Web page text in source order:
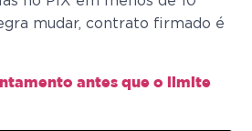
mudar, contrato firmado é
antes que o limite